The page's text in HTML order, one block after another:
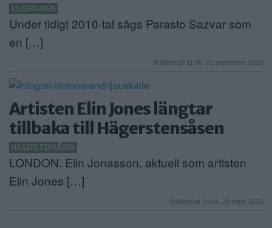
LILJEHOLMEN
Under tidigt 2010-tal sågs Parasto Sazvar som
en […]
Publicerad 11:06, 21 september 2023
Artisten Elin Jones längtar
tillbaka till Hägerstensåsen
HÄGERSTENSÅSEN
LONDON. Elin Jonasson, aktuell som artisten
Elin Jones […]
Publicerad 14:44, 20 mars 2023